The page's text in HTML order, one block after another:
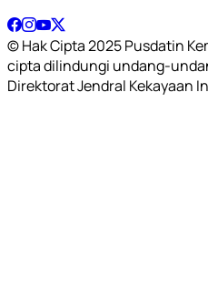
© Hak Cipta 2025 Pusdatin
cipta dilindungi undang-
Direktorat Jendral Kekayaan